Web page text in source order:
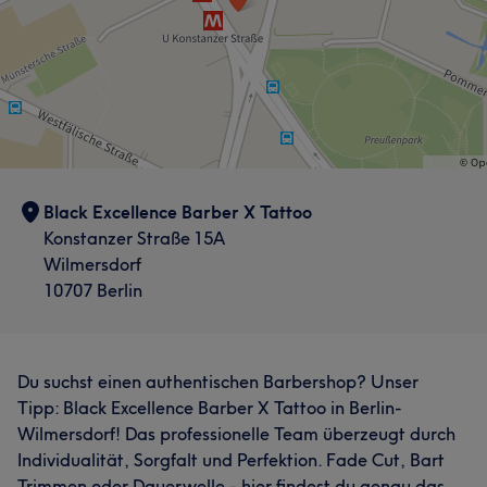
Black Excellence Barber X Tattoo
Konstanzer Straße 15A
Wilmersdorf
10707 Berlin
Du suchst einen authentischen Barbershop? Unser
Tipp: Black Excellence Barber X Tattoo in Berlin-
Wilmersdorf! Das professionelle Team überzeugt durch
Individualität, Sorgfalt und Perfektion. Fade Cut, Bart